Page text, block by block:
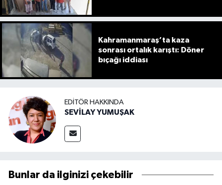
Kahramanmaraş’ta kaza
sonrası ortalık karıştı: Döner
bıçağı iddiası
EDITÖR HAKKINDA
SEVİLAY YUMUŞAK
Bunlar da ilginizi çekebilir